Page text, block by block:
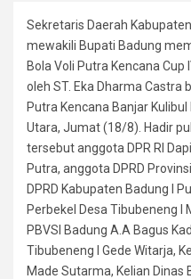
Sekretaris Daerah
mewakili Bupati Badung
Bola Voli Putra Kencana
oleh ST. Eka Dharma Castra
Putra Kencana Banjar
Utara, Jumat (18/8). Hadir
tersebut anggota DPR RI
Putra, anggota DPRD
DPRD Kabupaten Badung I
Perbekel Desa Tibubeneng I
PBVSI Badung A.A Bagus
Tibubeneng I Gede Witarja,
Made Sutarma, Kelian Dinas